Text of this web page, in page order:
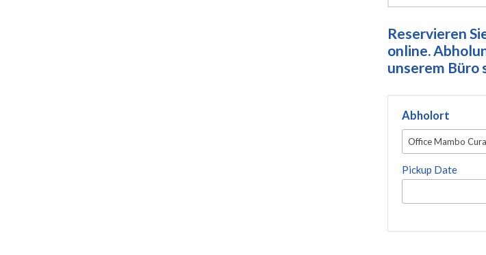
Reservieren
online.
unserem Büro
Abholort
Office Mambo
Pickup Date